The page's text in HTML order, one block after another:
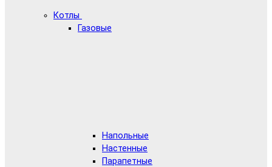
Котлы
Газовые
Напольные
Настенные
Парапетные